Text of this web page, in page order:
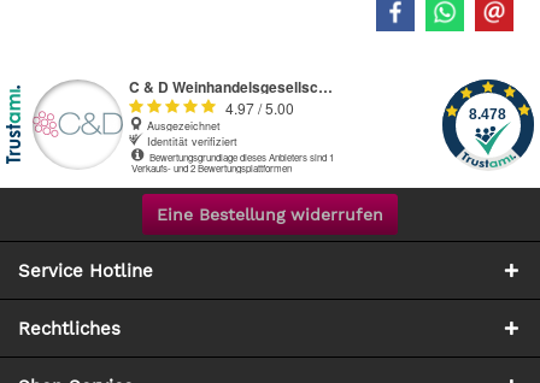
Eine Bestellung widerrufen
Service Hotline
Rechtliches